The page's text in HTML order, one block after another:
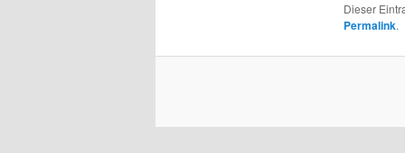
Dieser
Permalink.